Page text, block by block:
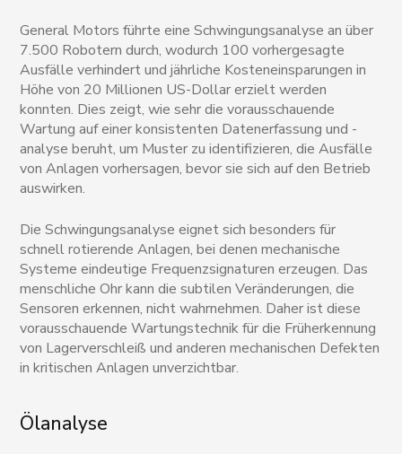
General Motors führte eine Schwingungsanalyse an über
7.500 Robotern durch, wodurch 100 vorhergesagte
Ausfälle verhindert und jährliche Kosteneinsparungen in
Höhe von 20 Millionen US-Dollar erzielt werden
konnten. Dies zeigt, wie sehr die vorausschauende
Wartung auf einer konsistenten Datenerfassung und -
analyse beruht, um Muster zu identifizieren, die Ausfälle
von Anlagen vorhersagen, bevor sie sich auf den Betrieb
auswirken.
Die Schwingungsanalyse eignet sich besonders für
schnell rotierende Anlagen, bei denen mechanische
Systeme eindeutige Frequenzsignaturen erzeugen. Das
menschliche Ohr kann die subtilen Veränderungen, die
Sensoren erkennen, nicht wahrnehmen. Daher ist diese
vorausschauende Wartungstechnik für die Früherkennung
von Lagerverschleiß und anderen mechanischen Defekten
in kritischen Anlagen unverzichtbar.
Ölanalyse